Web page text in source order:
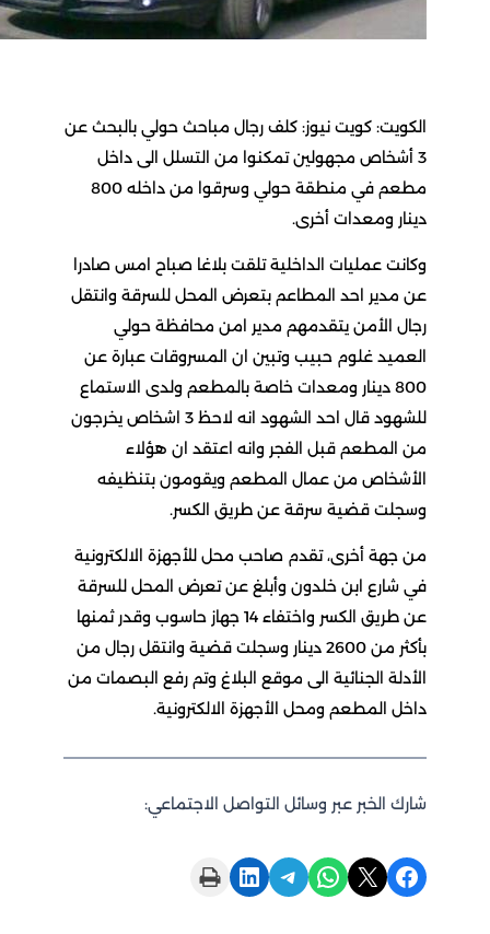
الكويت: كويت نيوز: كلف رجال مباحث حولي بالبحث عن
3 أشخاص مجهولين تمكنوا من التسلل الى داخل
مطعم في منطقة حولي وسرقوا من داخله 800
دينار ومعدات أخرى.
وكانت عمليات الداخلية تلقت بلاغا صباح امس صادرا
عن مدير احد المطاعم بتعرض المحل للسرقة وانتقل
رجال الأمن يتقدمهم مدير امن محافظة حولي
العميد غلوم حبيب وتبين ان المسروقات عبارة عن
800 دينار ومعدات خاصة بالمطعم ولدى الاستماع
للشهود قال احد الشهود انه لاحظ 3 اشخاص يخرجون
من المطعم قبل الفجر وانه اعتقد ان هؤلاء
الأشخاص من عمال المطعم ويقومون بتنظيفه
وسجلت قضية سرقة عن طريق الكسر.
من جهة أخرى، تقدم صاحب محل للأجهزة الالكترونية
في شارع ابن خلدون وأبلغ عن تعرض المحل للسرقة
عن طريق الكسر واختفاء 14 جهاز حاسوب وقدر ثمنها
بأكثر من 2600 دينار وسجلت قضية وانتقل رجال من
الأدلة الجنائية الى موقع البلاغ وتم رفع البصمات من
داخل المطعم ومحل الأجهزة الالكترونية.
شارك الخبر عبر وسائل التواصل الاجتماعي:
Share on Facebook
Share on X
Share on WhatsApp
Share on Telegram
Share on LinkedIn
Print this Page